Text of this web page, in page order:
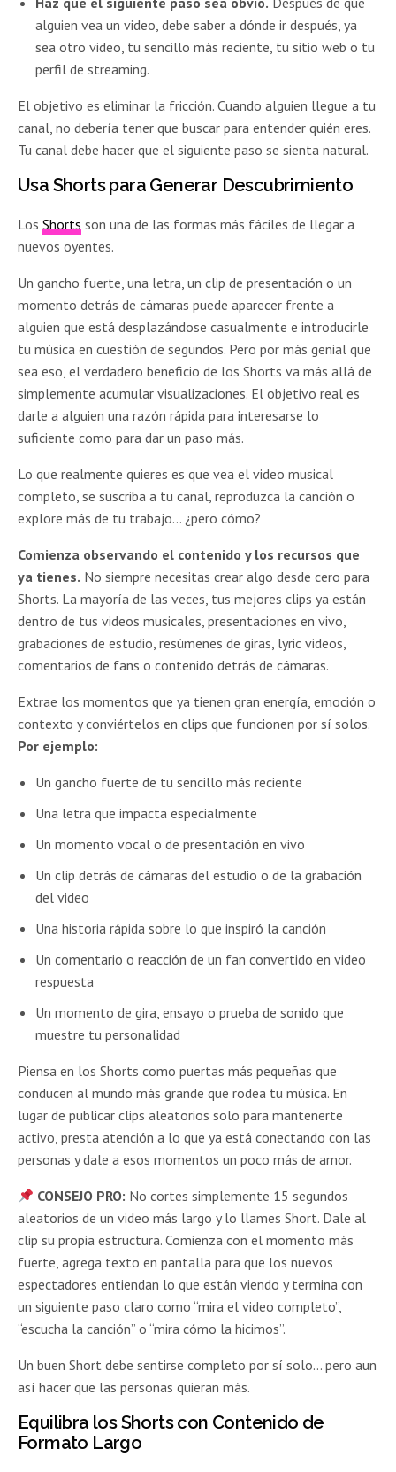
alguien vea un video, debe saber a dónde ir después, ya
sea otro video, tu sencillo más reciente, tu sitio web o tu
perfil de streaming.
El objetivo es eliminar la fricción. Cuando alguien llegue a tu
canal, no debería tener que buscar para entender quién eres.
Tu canal debe hacer que el siguiente paso se sienta natural.
Usa Shorts para Generar Descubrimiento
LosShorts son una de las formas más fáciles de llegar a
nuevos oyentes.
Un gancho fuerte, una letra, un clip de presentación o un
momento detrás de cámaras puede aparecer frente a
alguien que está desplazándose casualmente e introducirle
tu música en cuestión de segundos. Pero por más genial que
sea eso, el verdadero beneficio de los Shorts va más allá de
simplemente acumular visualizaciones. El objetivo real es
darle a alguien una razón rápida para interesarse lo
suficiente como para dar un paso más.
Lo que realmente quieres es que vea el video musical
completo, se suscriba a tu canal, reproduzca la canción o
explore más de tu trabajo… ¿pero cómo?
Comienza observando el contenido y los recursos que
ya tienes. No siempre necesitas crear algo desde cero para
Shorts. La mayoría de las veces, tus mejores clips ya están
dentro de tus videos musicales, presentaciones en vivo,
grabaciones de estudio, resúmenes de giras, lyric videos,
comentarios de fans o contenido detrás de cámaras.
Extrae los momentos que ya tienen gran energía, emoción o
contexto y conviértelos en clips que funcionen por sí solos.
Por ejemplo:
Un gancho fuerte de tu sencillo más reciente
Una letra que impacta especialmente
Un momento vocal o de presentación en vivo
Un clip detrás de cámaras del estudio o de la grabación
del video
Una historia rápida sobre lo que inspiró la canción
Un comentario o reacción de un fan convertido en video
respuesta
Un momento de gira, ensayo o prueba de sonido que
muestre tu personalidad
Piensa en los Shorts como puertas más pequeñas que
conducen al mundo más grande que rodea tu música. En
lugar de publicar clips aleatorios solo para mantenerte
activo, presta atención a lo que ya está conectando con las
personas y dale a esos momentos un poco más de amor.
CONSEJO PRO: No cortes simplemente 15 segundos
aleatorios de un video más largo y lo llames Short. Dale al
clip su propia estructura. Comienza con el momento más
fuerte, agrega texto en pantalla para que los nuevos
espectadores entiendan lo que están viendo y termina con
un siguiente paso claro como “mira el video completo”,
“escucha la canción” o “mira cómo la hicimos”.
Un buen Short debe sentirse completo por sí solo… pero aun
así hacer que las personas quieran más.
Equilibra los Shorts con Contenido de
Formato Largo